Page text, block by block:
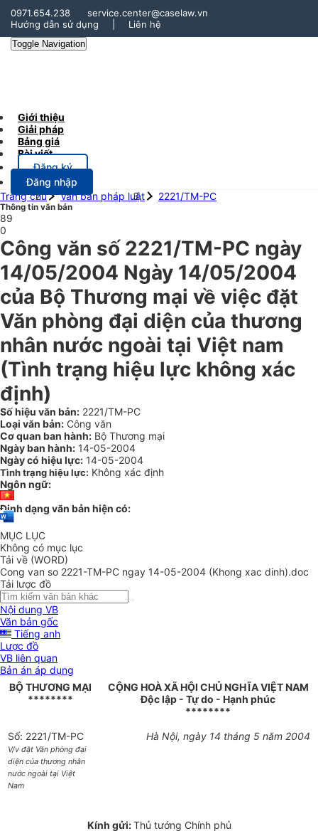
0971.654.238
service.center@caselaw.vn
Hướng dẫn sử dụng
Liên hệ
Toggle Navigation
Giới thiệu
Giải pháp
Bảng giá
Bài viết
Đăng ký
Đăng nhập
Trang chủ
Văn bản pháp luật 2221/TM-PC
Thông tin văn bản
89
0
Công văn số 2221/TM-PC ngày
14/05/2004 Ngày 14/05/2004
của Bộ Thương mại về việc đặt
Văn phòng đại diện của thương
nhân nước ngoài tại Việt nam
(Tình trạng hiệu lực không xác
định)
Số hiệu văn bản: 2221/TM-PC
Loại văn bản: Công văn
Cơ quan ban hành: Bộ Thương mại
Ngày ban hành: 14-05-2004
Ngày có hiệu lực: 14-05-2004
Tình trạng hiệu lực: Không xác định
Ngôn ngữ:
Định dạng văn bản hiện có:
MỤC LỤC
Không có mục lục
Tải về (WORD)
Cong van so 2221-TM-PC ngay 14-05-2004 (Khong xac dinh).doc
Tải lược đồ
Nội dung VB
Văn bản gốc
Tiếng anh
Lược đồ
VB liên quan
Bản án áp dụng
BỘ THƯƠNG MẠI
********
CỘNG HOÀ XÃ HỘI CHỦ NGHĨA VIỆT NAM
Độc lập - Tự do - Hạnh phúc
********
Số: 2221/TM-PC
V/v đặt Văn phòng đại
diện của thương nhân
nước ngoài tại Việt
Nam
Hà Nội, ngày 14 tháng 5 năm 2004
Kính gửi:Thủ tướng Chính phủ